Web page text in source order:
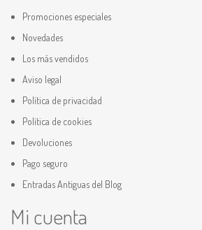
Promociones especiales
Novedades
Los más vendidos
Aviso legal
Política de privacidad
Política de cookies
Devoluciones
Pago seguro
Entradas Antiguas del Blog
Mi cuenta